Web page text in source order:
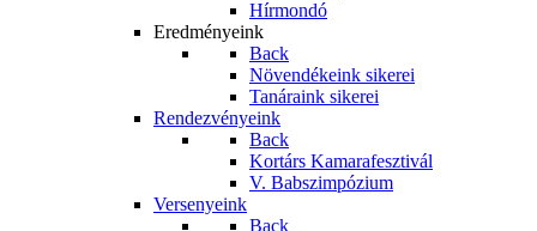
Hírmondó
Eredményeink
Back
Növendékeink sikerei
Tanáraink sikerei
Rendezvényeink
Back
Kortárs Kamarafesztivál
V. Babszimpózium
Versenyeink
Back